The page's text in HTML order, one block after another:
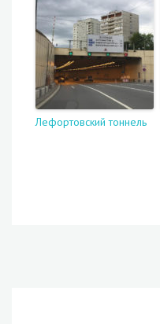
Лефортовский тоннель